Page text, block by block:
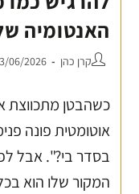
האנטומיה
קרן כהן 06/2026
כשהבטן מתכווצת
אוטומטית פונה
בסדר בי?". אבל
המקור שלו הוא